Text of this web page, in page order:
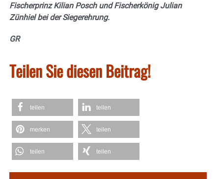
Fischerprinz Kilian Posch und Fischerkönig Julian
Zünhiel bei der Siegerehrung.
GR
Teilen Sie diesen Beitrag!
teilen teilen
merken teilen
teilen teilen